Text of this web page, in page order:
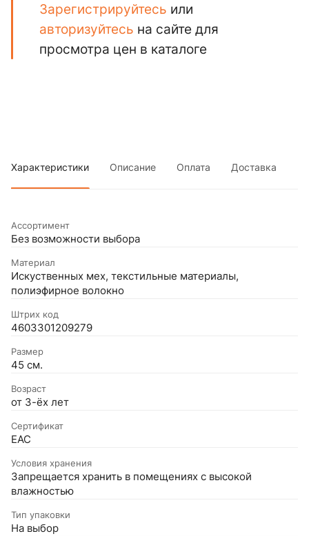
Зарегистрируйтесь или
авторизуйтесь на сайте для
просмотра цен в каталоге
Характеристики Описание Оплата Доставка
Ассортимент
Без возможности выбора
Материал
Искуственных мех, текстильные материалы,
полиэфирное волокно
Штрих код
4603301209279
Размер
45 см.
Возраст
от 3-ёх лет
Сертификат
EAC
Условия хранения
Запрещается хранить в помещениях с высокой
влажностью
Тип упаковки
На выбор